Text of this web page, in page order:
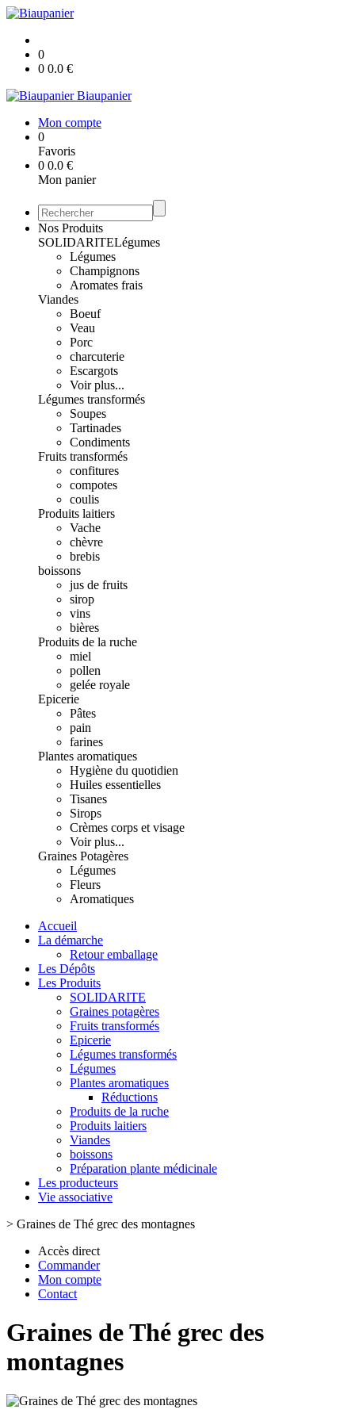
0
0 0.0 €
Biaupanier
Mon compte
0
Favoris
0 0.0 €
Mon panier
Nos Produits
SOLIDARITELégumes
Légumes
Champignons
Aromates frais
Viandes
Boeuf
Veau
Porc
charcuterie
Escargots
Voir plus...
Légumes transformés
Soupes
Tartinades
Condiments
Fruits transformés
confitures
compotes
coulis
Produits laitiers
Vache
chèvre
brebis
boissons
jus de fruits
sirop
vins
bières
Produits de la ruche
miel
pollen
gelée royale
Epicerie
Pâtes
pain
farines
Plantes aromatiques
Hygiène du quotidien
Huiles essentielles
Tisanes
Sirops
Crèmes corps et visage
Voir plus...
Graines Potagères
Légumes
Fleurs
Aromatiques
Accueil
La démarche
Retour emballage
Les Dépôts
Les Produits
SOLIDARITE
Graines potagères
Fruits transformés
Epicerie
Légumes transformés
Légumes
Plantes aromatiques
Réductions
Produits de la ruche
Produits laitiers
Viandes
boissons
Préparation plante médicinale
Les producteurs
Vie associative
> Graines de Thé grec des montagnes
Accès direct
Commander
Mon compte
Contact
Graines de Thé grec des
montagnes